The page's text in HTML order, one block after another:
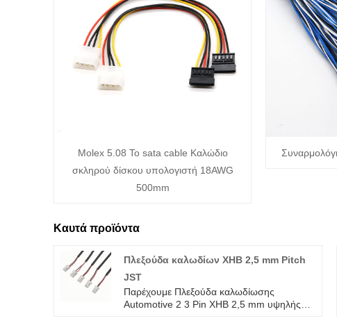
Molex 5.08 To sata cable Καλώδιο
σκληρού δίσκου υπολογιστή 18AWG
500mm
Καυτά προϊόντα
Πλεξούδα καλωδίων XHB 2,5 mm Pitch
JST
Παρέχουμε Πλεξούδα καλωδίωσης
Automotive 2 3 Pin XHB 2,5 mm υψηλής